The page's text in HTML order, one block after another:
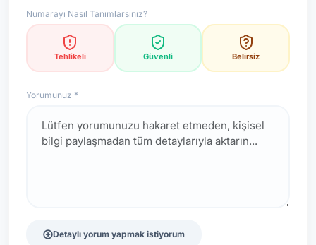
*Not: Değerlendirmeler onaylı kullanıcı yorumlarına göre
güncellenir.
Numarayı Nasıl Tanımlarsınız?
Tehlikeli Güvenli Belirsiz
Yorumunuz *
Detaylı yorum yapmak istiyorum